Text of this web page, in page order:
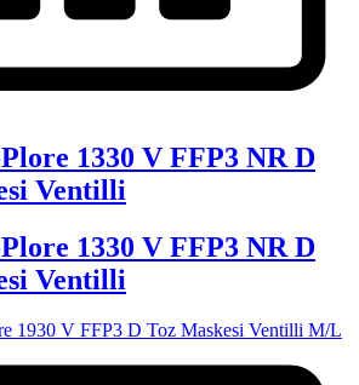
1330 V FFP3 NR D
Ventilli
1330 V FFP3 NR D
Ventilli